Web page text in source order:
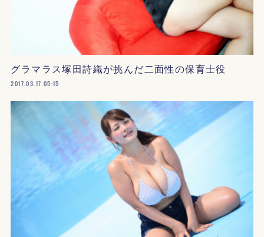
グラマラス塚田詩織が挑んだ二面性の保育士役
2017.03.17 05:15